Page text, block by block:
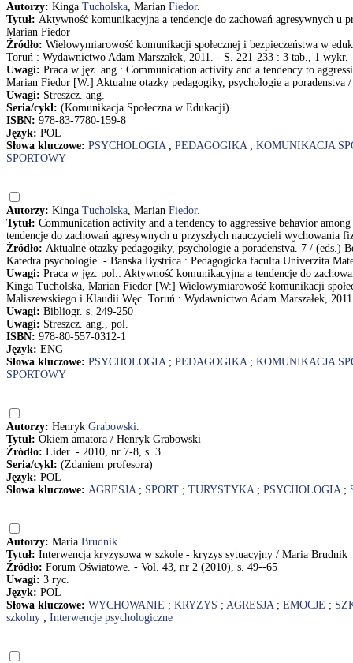
Autorzy: Kinga Tucholska, Marian Fiedor.
Tytuł: Aktywność komunikacyjna a tendencje do zachowań agresywnych
Marian Fiedor
Źródło: Wielowymiarowość komunikacji społecznej i bezpieczeństwa w
Toruń : Wydawnictwo Adam Marszałek, 2011. - S. 221-233 : 3 tab., 1 wykr.
Uwagi: Praca w jęz. ang.: Communication activity and a tendency to
Marian Fiedor [W:] Aktualne otazky pedagogiky, psychologie a
Uwagi: Streszcz. ang.
Seria/cykl: (Komunikacja Społeczna w Edukacji)
ISBN: 978-83-7780-159-8
Język: POL
Słowa kluczowe: PSYCHOLOGIA; PEDAGOGIKA; KOMUNIKACJA
SPORTOWY
Autorzy: Kinga Tucholska, Marian Fiedor.
Tytuł: Communication activity and a tendency to aggressive behavior
tendencje do zachowań agresywnych u przyszłych nauczycieli
Źródło: Aktualne otazky pedagogiky, psychologie a poradenstva. 7 / (eds.)
Katedra psychologie. - Banska Bystrica : Pedagogicka faculta Univerzita
Uwagi: Praca w jęz. pol.: Aktywność komunikacyjna a tendencje do
Kinga Tucholska, Marian Fiedor [W:] Wielowymiarowość komunikacji
Maliszewskiego i Klaudii Węc. Toruń : Wydawnictwo Adam Marszałek,
Uwagi: Bibliogr. s. 249-250
Uwagi: Streszcz. ang., pol.
ISBN: 978-80-557-0312-1
Język: ENG
Słowa kluczowe: PSYCHOLOGIA; PEDAGOGIKA; KOMUNIKACJA
SPORTOWY
Autorzy: Henryk Grabowski.
Tytuł: Okiem amatora / Henryk Grabowski
Źródło: Lider. - 2010, nr 7-8, s. 3
Seria/cykl: (Zdaniem profesora)
Język: POL
Słowa kluczowe: AGRESJA; SPORT ; TURYSTYKA; PSYCHOLOGIA;
Autorzy: Maria Brudnik.
Tytuł: Interwencja kryzysowa w szkole - kryzys sytuacyjny / Maria Brudnik
Źródło: Forum Oświatowe. - Vol. 43, nr 2 (2010), s. 49--65
Uwagi: 3 ryc.
Język: POL
Słowa kluczowe: WYCHOWANIE ; KRYZYS ; AGRESJA; EMOCJE ;
szkolny ; Interwencje psychologiczne